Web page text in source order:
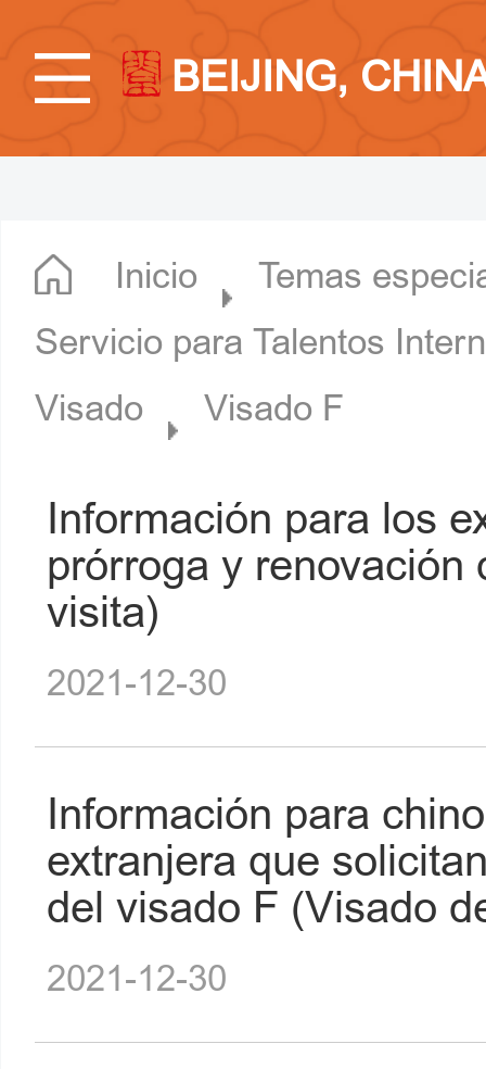
BEIJING,
Inicio
Temas
Servicio para Talentos
Visado
Visado F
Información para los
prórroga y
visita)
2021-12-30
Información para
extranjera que
del visado F (Visado
2021-12-30